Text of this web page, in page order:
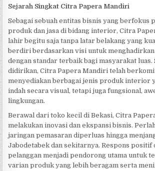
Sejarah Singkat Citra Papera Mandiri
Sebagai sebuah entitas bisnis yang berfokus
produk dan jasa di bidang interior, Citra
lahir begitu saja tanpa latar belakang yang
berdiri berdasarkan visi untuk
dengan standar terbaik bagi masyarakat luas.
didirikan, Citra Papera Mandiri telah
menyediakan berbagai jenis produk interior
indah secara visual, tetapi juga fungsional,
lingkungan.
Berawal dari toko kecil di Bekasi, Citra
melakukan inovasi dan ekspansi bisnis.
jaringan pemasaran diperluas hingga
Jabodetabek dan sekitarnya. Respons positif
pelanggan menjadi pendorong utama untuk
varian produk yang lebih beragam serta